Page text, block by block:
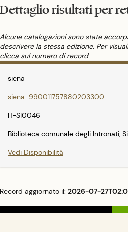
Dettaglio risultati per
Alcune catalogazioni sono state
descrivere la stessa edizione. Per
clicca sul numero di record
siena
siena_990011757880203300
IT-SI0046
Biblioteca comunale degli Intronati,
Vedi Disponibilità
Record aggiornato il: 2026-07-